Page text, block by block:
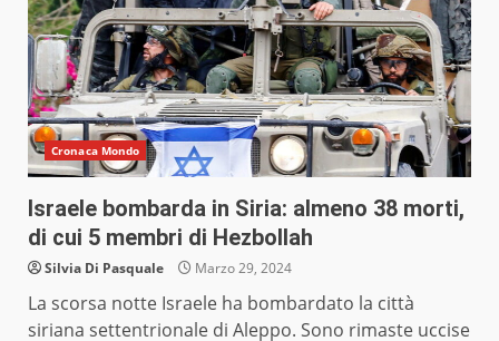
Cronaca Mondo
Israele bombarda in Siria: almeno 38 morti,
di cui 5 membri di Hezbollah
Silvia Di Pasquale Marzo 29, 2024
La scorsa notte Israele ha bombardato la città
siriana settentrionale di Aleppo. Sono rimaste uccise